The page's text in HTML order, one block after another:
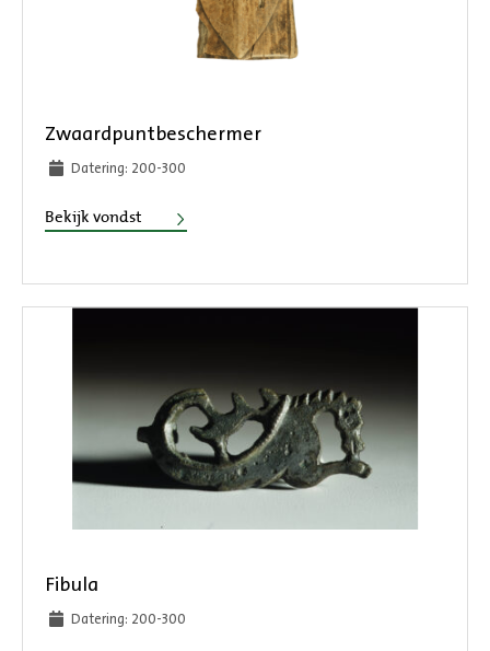
Zwaardpuntbeschermer
Datering: 200-300
Bekijk vondst Zwaardpuntbeschermer
Fibula
Datering: 200-300